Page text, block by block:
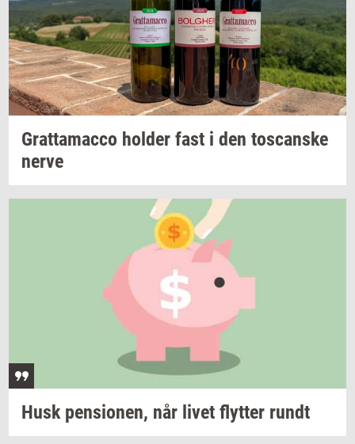
Grat­ta­mac­co hol­der fast i den toscan­ske
nerve
Husk pen­sio­nen, når livet flyt­ter rundt